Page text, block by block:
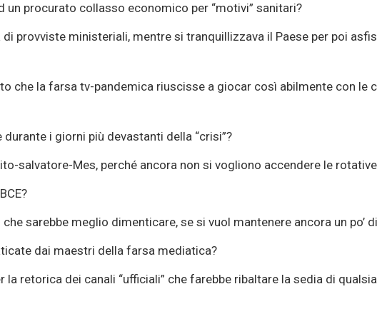
un procurato collasso economico per “motivi” sanitari?
di provviste ministeriali, mentre si tranquillizzava il Paese per poi
che la farsa tv-pandemica riuscisse a giocar così abilmente con le
i giorni più devastanti della “crisi”?
salvatore-Mes, perché ancora non si vogliono accendere le
che sarebbe meglio dimenticare, se si vuol mantenere ancora un po’
dai maestri della farsa mediatica?
la retorica dei canali “ufficiali” che farebbe ribaltare la sedia di